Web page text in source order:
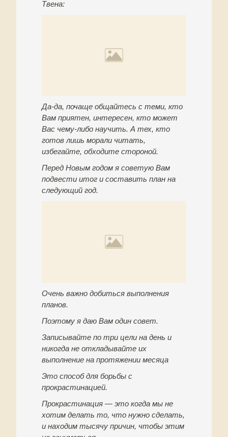
Твена:
Да-да, почаще общайтесь с теми, кто
Вам приятен, интересен, кто может
Вас чему-либо научить. А тех, кто
готов лишь морали читать,
избегайте, обходите стороной.
Перед Новым годом я советую Вам
подвести итог и составить план на
следующий год.
Очень важно добиться выполнения
планов.
Поэтому я даю Вам один совет.
Записывайте по три цели на день и
никогда не откладывайте их
выполнение на протяжении месяца
Это способ для борьбы с
прокрастинацией.
Прокрастинация — это когда мы не
хотим делать то, что нужно сделать,
и находим тысячу причин, чтобы этим